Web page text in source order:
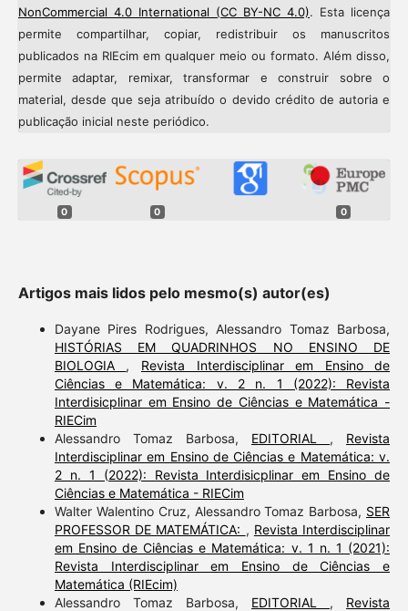
NonCommercial 4.0 International (CC BY-NC 4.0). Esta licença
permite compartilhar, copiar, redistribuir os manuscritos
publicados na RIEcim em qualquer meio ou formato. Além disso,
permite adaptar, remixar, transformar e construir sobre o
material, desde que seja atribuído o devido crédito de autoria e
publicação inicial neste periódico.
0 0 0
Artigos mais lidos pelo mesmo(s) autor(es)
Dayane Pires Rodrigues, Alessandro Tomaz Barbosa,
HISTÓRIAS EM QUADRINHOS NO ENSINO DE
BIOLOGIA , Revista Interdisciplinar em Ensino de
Ciências e Matemática: v. 2 n. 1 (2022): Revista
Interdisicplinar em Ensino de Ciências e Matemática -
RIECim
Alessandro Tomaz Barbosa, EDITORIAL , Revista
Interdisciplinar em Ensino de Ciências e Matemática: v.
2 n. 1 (2022): Revista Interdisicplinar em Ensino de
Ciências e Matemática - RIECim
Walter Walentino Cruz, Alessandro Tomaz Barbosa, SER
PROFESSOR DE MATEMÁTICA: , Revista Interdisciplinar
em Ensino de Ciências e Matemática: v. 1 n. 1 (2021):
Revista Interdisciplinar em Ensino de Ciências e
Matemática (RIEcim)
Alessandro Tomaz Barbosa, EDITORIAL , Revista